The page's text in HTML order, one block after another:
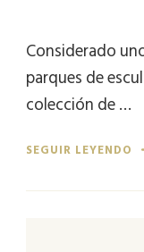
Considerado
parques de
colección de …
SEGUIR LEYENDO